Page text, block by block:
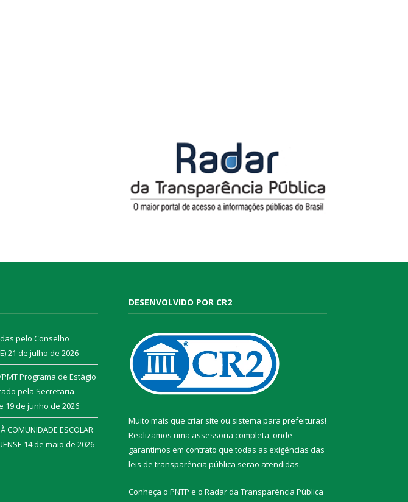
pelo Conselho
21 de julho de 2026
PMT Programa de Estágio
pela Secretaria
19 de junho de 2026
COMUNIDADE ESCOLAR
14 de maio de 2026
DESENVOLVIDO POR CR2
Muito mais que criar site ou sistema para prefeituras!
Realizamos uma assessoria completa, onde
garantimos em contrato que todas as exigências das
leis de transparência pública serão atendidas.
Conheça o PNTP e o Radar da Transparência Pública